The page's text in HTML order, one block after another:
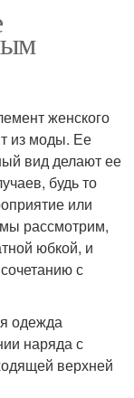
женского
из моды. Ее
вид делают ее
будь то
или
рассмотрим,
юбкой, и
с
одежда
наряда с
верхней